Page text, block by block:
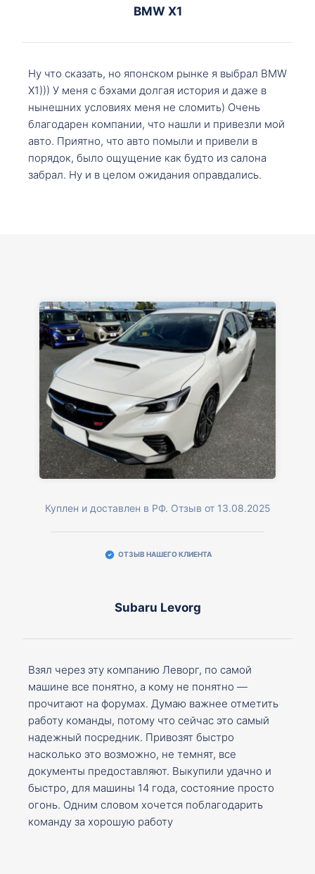
BMW X1
Ну что сказать, но японском рынке я выбрал BMW
X1))) У меня с бэхами долгая история и даже в
нынешних условиях меня не сломить) Очень
благодарен компании, что нашли и привезли мой
авто. Приятно, что авто помыли и привели в
порядок, было ощущение как будто из салона
забрал. Ну и в целом ожидания оправдались.
Куплен и доставлен в РФ. Отзыв от 13.08.2025
ОТЗЫВ НАШЕГО КЛИЕНТА
Subaru Levorg
Взял через эту компанию Леворг, по самой
машине все понятно, а кому не понятно —
прочитают на форумах. Думаю важнее отметить
работу команды, потому что сейчас это самый
надежный посредник. Привозят быстро
насколько это возможно, не темнят, все
документы предоставляют. Выкупили удачно и
быстро, для машины 14 года, состояние просто
огонь. Одним словом хочется поблагодарить
команду за хорошую работу